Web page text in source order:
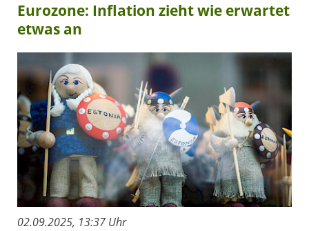
Eurozone: Inflation zieht wie erwartet
etwas an
02.09.2025, 13:37 Uhr